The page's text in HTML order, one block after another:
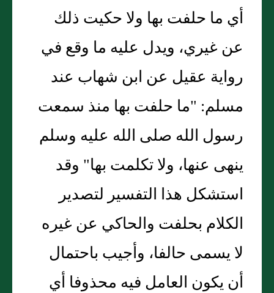
أي ما حلفت بها ولا حكيت ذلك
عن غيري، ويدل عليه ما وقع في
رواية عقيل عن ابن شهاب عند
مسلم: "ما حلفت بها منذ سمعت
رسول الله صلى الله عليه وسلم
ينهى عنها، ولا تكلمت بها" وقد
استشكل هذا التفسير لتصدير
الكلام بحلفت والحاكي عن غيره
لا يسمى حالفا، وأجيب باحتمال
أن يكون العامل فيه محذوفا أي